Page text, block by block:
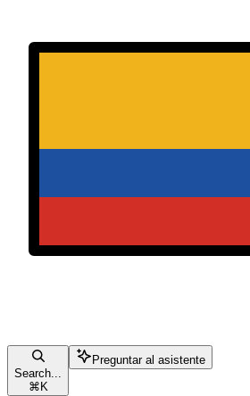
Search...
⌘ K
Preguntar al asistente